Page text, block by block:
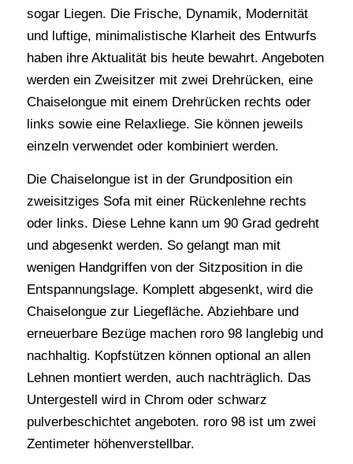
sogar Liegen. Die Frische, Dynamik, Modernität
und luftige, minimalistische Klarheit des Entwurfs
haben ihre Aktualität bis heute bewahrt. Angeboten
werden ein Zweisitzer mit zwei Drehrücken, eine
Chaiselongue mit einem Drehrücken rechts oder
links sowie eine Relaxliege. Sie können jeweils
einzeln verwendet oder kombiniert werden.
Die Chaiselongue ist in der Grundposition ein
zweisitziges Sofa mit einer Rückenlehne rechts
oder links. Diese Lehne kann um 90 Grad gedreht
und abgesenkt werden. So gelangt man mit
wenigen Handgriffen von der Sitzposition in die
Entspannungslage. Komplett abgesenkt, wird die
Chaiselongue zur Liegefläche. Abziehbare und
erneuerbare Bezüge machen roro 98 langlebig und
nachhaltig. Kopfstützen können optional an allen
Lehnen montiert werden, auch nachträglich. Das
Untergestell wird in Chrom oder schwarz
pulverbeschichtet angeboten. roro 98 ist um zwei
Zentimeter höhenverstellbar.